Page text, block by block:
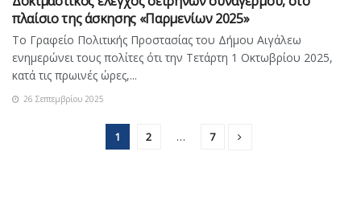
πλαίσιο της άσκησης «Παρμενίων 2025»
Το Γραφείο Πολιτικής Προστασίας του Δήμου Αιγάλεω
ενημερώνει τους πολίτες ότι την Τετάρτη 1 Οκτωβρίου 2025,
κατά τις πρωινές ώρες,...
26 Σεπτεμβρίου 2025
1 2 … 7